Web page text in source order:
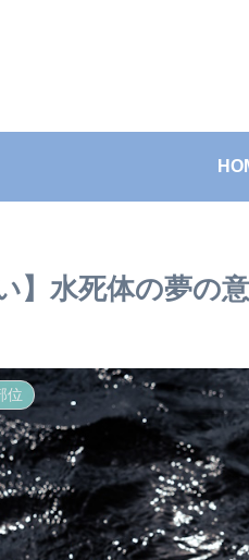
い】水死体の夢の
位